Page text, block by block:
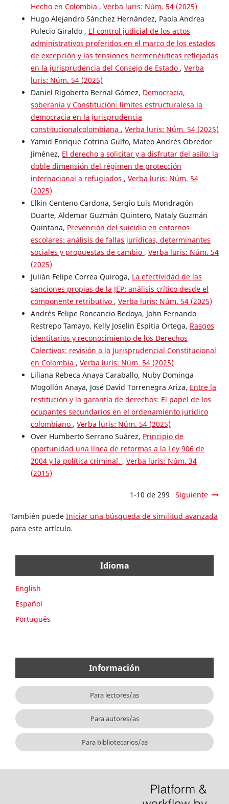
Hecho en Colombia , Verba luris: Núm. 54 (2025)
Hugo Alejandro Sánchez Hernández, Paola Andrea
Pulecio Giraldo , El control judicial de los actos
administrativos proferidos en el marco de los estados
de excepción y las tensiones hermenéuticas reflejadas
en la jurisprudencia del Consejo de Estado , Verba
luris: Núm. 54 (2025)
Daniel Rigoberto Bernal Gómez, Democracia,
soberanía y Constitución: límites estructuralesa la
democracia en la jurisprudencia
constitucionalcolombiana , Verba luris: Núm. 54 (2025)
Yamid Enrique Cotrina Gulfo, Mateo Andrés Obredor
Jiménez, El derecho a solicitar y a disfrutar del asilo: la
doble dimensión del régimen de protección
internacional a refugiados , Verba luris: Núm. 54
(2025)
Elkin Centeno Cardona, Sergio Luis Mondragón
Duarte, Aldemar Guzmán Quintero, Nataly Guzmán
Quintana, Prevención del suicidio en entornos
escolares: análisis de fallas jurídicas, determinantes
sociales y propuestas de cambio , Verba luris: Núm. 54
(2025)
Julián Felipe Correa Quiroga, La efectividad de las
sanciones propias de la JEP: análisis crítico desde el
componente retributivo , Verba luris: Núm. 54 (2025)
Andrés Felipe Roncancio Bedoya, John Fernando
Restrepo Tamayo, Kelly Joselin Espitia Ortega, Rasgos
identitarios y reconocimiento de los Derechos
Colectivos: revisión a la Jurisprudencial Constitucional
en Colombia , Verba luris: Núm. 54 (2025)
Liliana Rebeca Anaya Caraballo, Nuby Dominga
Mogollón Anaya, José David Torrenegra Ariza, Entre la
restitución y la garantía de derechos: El papel de los
ocupantes secundarios en el ordenamiento jurídico
colombiano , Verba luris: Núm. 54 (2025)
Over Humberto Serrano Suárez, Principio de
oportunidad una línea de reformas a la Ley 906 de
2004 y la política criminal. , Verba luris: Núm. 34
(2015)
1-10 de 299 Siguiente
También puede Iniciar una búsqueda de similitud avanzada
para este artículo.
Idioma
English
Español
Português
Información
Para lectores/as
Para autores/as
Para bibliotecarios/as